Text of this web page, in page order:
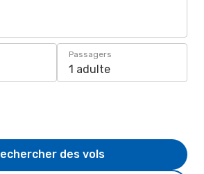
Passagers
1 adulte
des vols